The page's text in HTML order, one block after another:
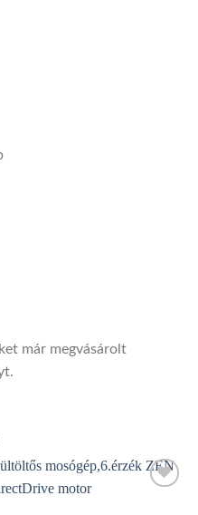
már megvásárolt